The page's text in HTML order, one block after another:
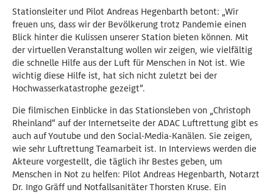
Stationsleiter und Pilot Andreas Hegenbarth betont: „Wir
freuen uns, dass wir der Bevölkerung trotz Pandemie einen
Blick hinter die Kulissen unserer Station bieten können. Mit
der virtuellen Veranstaltung wollen wir zeigen, wie vielfältig
die schnelle Hilfe aus der Luft für Menschen in Not ist. Wie
wichtig diese Hilfe ist, hat sich nicht zuletzt bei der
Hochwasserkatastrophe gezeigt“.
Die filmischen Einblicke in das Stationsleben von „Christoph
Rheinland“ auf der Internetseite der ADAC Luftrettung gibt es
auch auf Youtube und den Social-Media-Kanälen. Sie zeigen,
wie sehr Luftrettung Teamarbeit ist. In Interviews werden die
Akteure vorgestellt, die täglich ihr Bestes geben, um
Menschen in Not zu helfen: Pilot Andreas Hegenbarth, Notarzt
Dr. Ingo Gräff und Notfallsanitäter Thorsten Kruse. Ein